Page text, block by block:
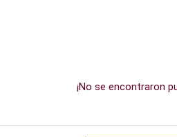
¡No se encontraron